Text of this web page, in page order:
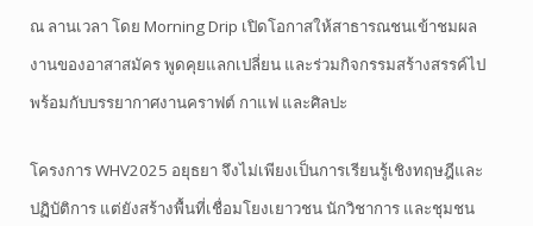
ณ ลานเวลา โดย Morning Drip เปิดโอกาสให้สาธารณชนเข้าชมผล
งานของอาสาสมัคร พูดคุยแลกเปลี่ยน และร่วมกิจกรรมสร้างสรรค์ไป
พร้อมกับบรรยากาศงานคราฟต์ กาแฟ และศิลปะ
โครงการ WHV2025 อยุธยา จึงไม่เพียงเป็นการเรียนรู้เชิงทฤษฎีและ
ปฏิบัติการ แต่ยังสร้างพื้นที่เชื่อมโยงเยาวชน นักวิชาการ และชุมชน